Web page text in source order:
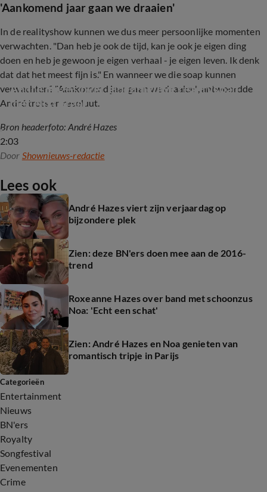
'Aankomend jaar gaan we draaien'
In de realityshow kunnen we dus meer persoonlijke momenten
verwachten. "Dan heb je ook de tijd, kan je ook je eigen ding
doen en heb je gewoon je eigen verhaal - je eigen leven. Ik denk
dat dat het meest fijn is." En wanneer we die soap kunnen
verwachten? "Aankomend jaar gaan we draaien", antwoordde
André trots en resoluut.
2:03
André Hazes over gloednieuwe realitysoap
met Noa Braaf
Bron headerfoto: André Hazes
Door Shownieuws-redactie
Lees ook
André Hazes viert zijn verjaardag op
bijzondere plek
Zien: deze BN'ers doen mee aan de 2016-
trend
Roxeanne Hazes over band met schoonzus
Noa: 'Echt een schat'
Zien: André Hazes en Noa genieten van
romantisch tripje in Parijs
Categorieën
Entertainment
Nieuws
BN'ers
Royalty
Songfestival
Evenementen
Crime